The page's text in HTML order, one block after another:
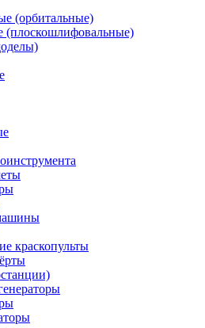
(орбитальные)
(плоскошлифовальные)
краскопульты